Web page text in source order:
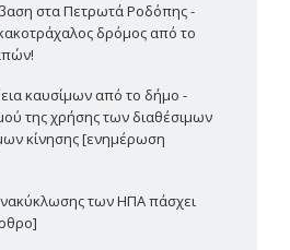
στα Πετρωτά Ροδόπης -
δρόμος από το
καυσίμων από το δήμο -
της χρήσης των διαθέσιμων
κίνησης [ενημέρωση
των ΗΠΑ πάσχει